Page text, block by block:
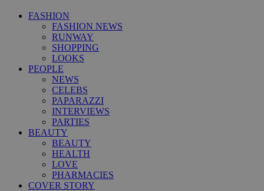
FASHION
FASHION NEWS
RUNWAY
SHOPPING
LOOKS
PEOPLE
NEWS
CELEBS
PAPARAZZI
INTERVIEWS
PARTIES
BEAUTY
BEAUTY
HEALTH
LOVE
PHARMACIES
COVER STORY